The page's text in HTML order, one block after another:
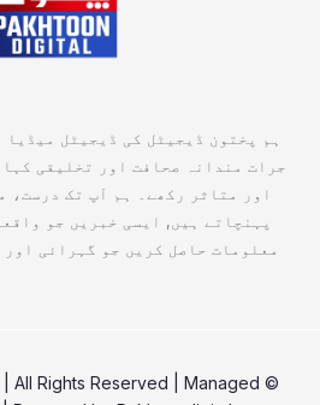
ہم پختون ڈیجیٹل کی ڈیجیٹل
جرات مندانہ صحافت اور تخلیقی
اور متاثر رکھے۔ ہم آپ تک درست،
پہنچاتے ہیں, ایسی خبریں جو
معلومات حاصل کریں جو گہرائی اور
| All Rights Reserved | Managed